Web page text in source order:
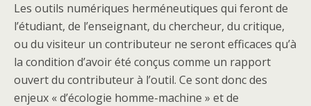
Les outils numériques herméneutiques qui feront de
l’étudiant, de l’enseignant, du chercheur, du critique,
ou du visiteur un contributeur ne seront efficaces qu’à
la condition d’avoir été conçus comme un rapport
ouvert du contributeur à l’outil. Ce sont donc des
enjeux « d’écologie homme-machine » et de